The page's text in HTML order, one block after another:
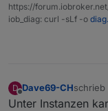
https://
iob_diag: curl -sLf -o
D
Offline
Dave69-CHschrieb
zuletzt
Unter Instanzen